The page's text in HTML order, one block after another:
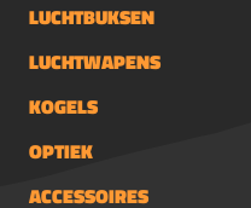
LUCHTBUKSEN
LUCHTWAPENS
KOGELS
OPTIEK
ACCESSOIRES